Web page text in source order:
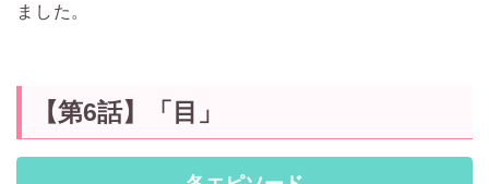
ました。
【第6話】「目」